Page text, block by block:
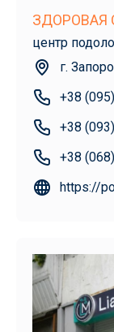
ЗДОРОВАЯ
центр
г.
+38
+38
+38
https://